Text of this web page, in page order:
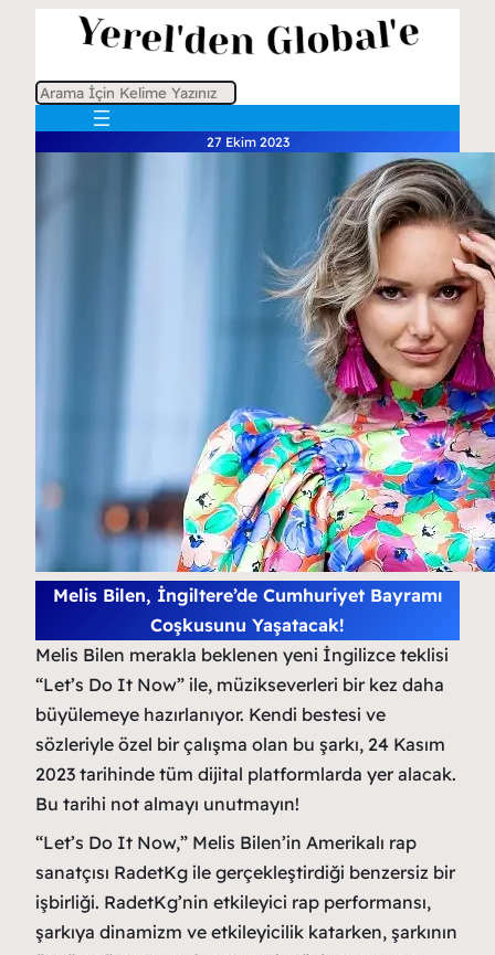
A
a
27 Ekim 2023
Melis Bilen, İngiltere’de Cumhuriyet Bayramı
Coşkusunu Yaşatacak!
Melis Bilen merakla beklenen yeni İngilizce teklisi
“Let’s Do It Now” ile, müzikseverleri bir kez daha
büyülemeye hazırlanıyor. Kendi bestesi ve
sözleriyle özel bir çalışma olan bu şarkı, 24 Kasım
2023 tarihinde tüm dijital platformlarda yer alacak.
Bu tarihi not almayı unutmayın!
“Let’s Do It Now,” Melis Bilen’in Amerikalı rap
sanatçısı RadetKg ile gerçekleştirdiği benzersiz bir
işbirliği. RadetKg’nin etkileyici rap performansı,
şarkıya dinamizm ve etkileyicilik katarken, şarkının